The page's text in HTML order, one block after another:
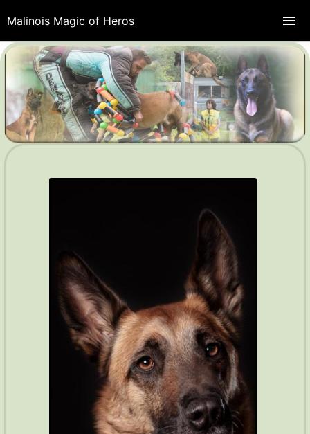
Malinois Magic of Heros